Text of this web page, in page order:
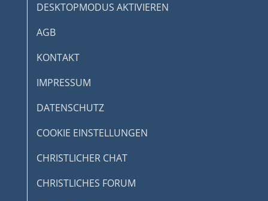
DESKTOPMODUS AKTIVIEREN
AGB
KONTAKT
IMPRESSUM
DATENSCHUTZ
COOKIE EINSTELLUNGEN
CHRISTLICHER CHAT
CHRISTLICHES FORUM